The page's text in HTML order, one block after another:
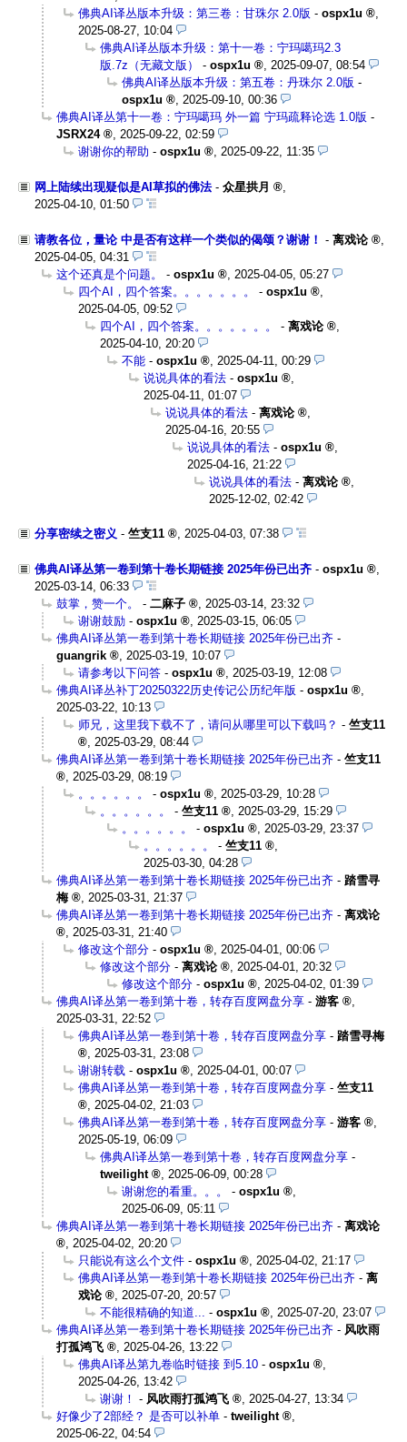
佛典AI译丛版本升级：第三卷：甘珠尔 2.0版 - ospx1u
,
2025-08-27, 10:04
佛典AI译丛版本升级：第十一卷：宁玛噶玛2.3
版.7z（无藏文版）
- ospx1u , 2025-09-07, 08:54
佛典AI译丛版本升级：第五卷：丹珠尔 2.0版 -
ospx1u
, 2025-09-10, 00:36
佛典AI译丛第十一卷：宁玛噶玛 外一篇 宁玛疏释论选 1.0版 -
JSRX24
, 2025-09-22, 02:59
谢谢你的帮助 - ospx1u , 2025-09-22, 11:35
网上陆续出现疑似是AI草拟的佛法- 众星拱月
,
2025-04-10, 01:50
请教各位，量论 中是否有这样一个类似的偈颂？谢谢！ - 离戏论
2025-04-05, 04:31
这个还真是个问题。
- ospx1u
2025-04-05, 05:27
四个AI，四个答案。。。。。。。
- ospx1u
2025-04-05, 09:52
四个AI，四个答案。。。。。。。
- 离戏论
2025-04-10, 20:20
不能 - ospx1u
2025-04-11, 00:29
说说具体的看法 - ospx1u
2025-04-11, 01:07
说说具体的看法 - 离戏论
2025-04-16, 20:55
说说具体的看法 - ospx1u
2025-04-16, 21:22
说说具体的看法 - 离戏论
2025-12-02, 02:42
分享密续之密义 - 竺支11 , 2025-04-03, 07:38
佛典AI译丛第一卷到第十卷长期链接 2025年份已出齐 - ospx1u
,
2025-03-14, 06:33
鼓掌，赞一个。
- 二麻子 , 2025-03-14, 23:32
谢谢鼓励 - ospx1u , 2025-03-15, 06:05
佛典AI译丛第一卷到第十卷长期链接 2025年份已出齐 -
guangrik
, 2025-03-19, 10:07
请参考以下问答 - ospx1u , 2025-03-19, 12:08
佛典AI译丛补丁20250322历史传记公历纪年版 - ospx1u
,
2025-03-22, 10:13
师兄，这里我下载不了，请问从哪里可以下载吗？ - 竺支11
, 2025-03-29, 08:44
佛典AI译丛第一卷到第十卷长期链接 2025年份已出齐 - 竺支11
, 2025-03-29, 08:19
。。。。。。
- ospx1u , 2025-03-29, 10:28
。。。。。。
- 竺支11 , 2025-03-29, 15:29
。。。。。。
- ospx1u , 2025-03-29, 23:37
。。。。。。
- 竺支11
,
2025-03-30, 04:28
佛典AI译丛第一卷到第十卷长期链接 2025年份已出齐 - 踏雪寻
梅
, 2025-03-31, 21:37
佛典AI译丛第一卷到第十卷长期链接 2025年份已出齐 - 离戏论
, 2025-03-31, 21:40
修改这个部分 - ospx1u , 2025-04-01, 00:06
修改这个部分 - 离戏论 , 2025-04-01, 20:32
修改这个部分 - ospx1u , 2025-04-02, 01:39
佛典AI译丛第一卷到第十卷，转存百度网盘分享 - 游客
,
2025-03-31, 22:52
佛典AI译丛第一卷到第十卷，转存百度网盘分享 - 踏雪寻梅
, 2025-03-31, 23:08
谢谢转载 - ospx1u , 2025-04-01, 00:07
佛典AI译丛第一卷到第十卷，转存百度网盘分享 - 竺支11
, 2025-04-02, 21:03
佛典AI译丛第一卷到第十卷，转存百度网盘分享 - 游客
,
2025-05-19, 06:09
佛典AI译丛第一卷到第十卷，转存百度网盘分享 -
tweilight
, 2025-06-09, 00:28
谢谢您的看重。。。
- ospx1u
,
2025-06-09, 05:11
佛典AI译丛第一卷到第十卷长期链接 2025年份已出齐 - 离戏论
, 2025-04-02, 20:20
只能说有这么个文件 - ospx1u , 2025-04-02, 21:17
佛典AI译丛第一卷到第十卷长期链接 2025年份已出齐 - 离
戏论
, 2025-07-20, 20:57
不能很精确的知道... - ospx1u , 2025-07-20, 23:07
佛典AI译丛第一卷到第十卷长期链接 2025年份已出齐 - 风吹雨
打孤鸿飞
, 2025-04-26, 13:22
佛典AI译丛第九卷临时链接 到5.10 - ospx1u
,
2025-04-26, 13:42
谢谢！ - 风吹雨打孤鸿飞 , 2025-04-27, 13:34
好像少了2部经？ 是否可以补单 - tweilight
,
2025-06-22, 04:54